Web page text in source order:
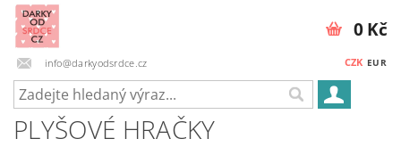
info@darkyodsrdce.cz CZK EUR
0 Kč
PLYŠOVÉ HRAČKY